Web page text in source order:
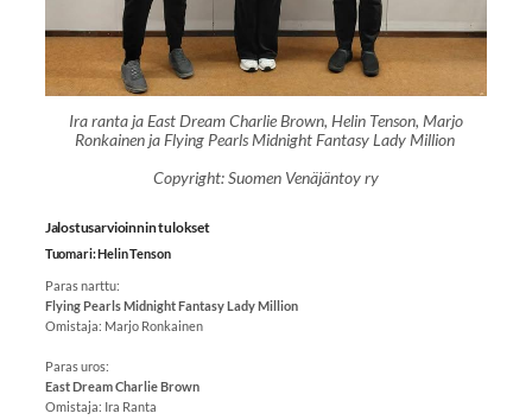
Ira ranta ja East Dream Charlie Brown, Helin Tenson, Marjo
Ronkainen ja Flying Pearls Midnight Fantasy Lady Million
Copyright: Suomen Venäjäntoy ry
Jalostusarvioinnin tulokset
Tuomari: Helin Tenson
Paras narttu:
Flying Pearls Midnight Fantasy Lady Million
Omistaja: Marjo Ronkainen
Paras uros:
East Dream Charlie Brown
Omistaja: Ira Ranta